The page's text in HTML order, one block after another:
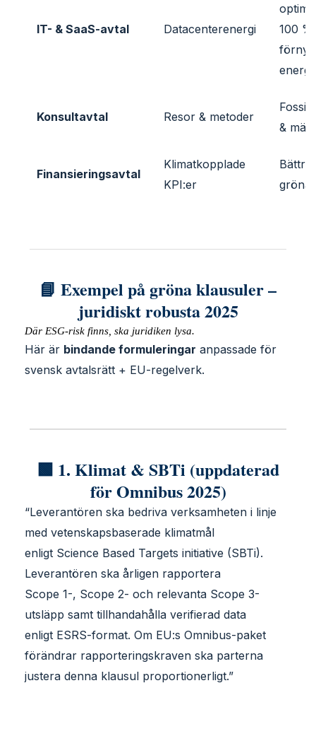
IT- & SaaS-avtal Datacenterenergi
100 %
energi
Konsultavtal Resor & metoder
&
Finansieringsavtal
Klimatkopplade
KPI:er
Bättre
gröna
📘 Exempel på gröna klausuler –
juridiskt robusta 2025
Där ESG-risk finns, ska juridiken lysa.
Här är bindande formuleringar anpassade för
svensk avtalsrätt + EU-regelverk.
🟩 1. Klimat & SBTi (uppdaterad
för Omnibus 2025)
“Leverantören ska bedriva verksamheten i linje
med vetenskapsbaserade klimatmål
enligt Science Based Targets initiative (SBTi).
Leverantören ska årligen rapportera
Scope 1-, Scope 2- och relevanta Scope 3-
utsläpp samt tillhandahålla verifierad data
enligt ESRS-format. Om EU:s Omnibus-paket
förändrar rapporteringskraven ska parterna
justera denna klausul proportionerligt.”